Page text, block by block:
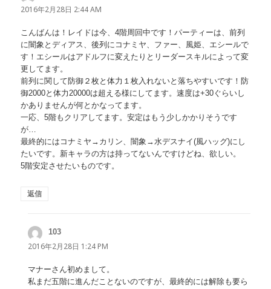
り:
2016年2月28日 2:44 AM
こんばんは！レイドは今、4階周回中です！パーティーは、前列
に闇象とディアス、後列にコナミヤ、ファー、風姫、エシールで
す！エシールはアドルフに変えたりとリーダースキルによって変
更してます。
前列に関して防御２枚と体力１枚入れないと落ちやすいです！防
御2000と体力20000は超える様にしてます。速度は+30ぐらいし
かありませんが何とかなってます。
一応、5階もクリアしてます。安定はもう少しかかりそうです
が…
最終的にはコナミヤ→カリン、闇象→水デスナイ(風ハッグ)にし
たいです。新キャラの方は持ってないんですけどね、欲しい。
5階安定させたいものです。
返信
103
り:
2016年2月28日 1:24 PM
マナーさん初めまして。
私まだ五階に進んだことないのですが、最終的には解除も要ら